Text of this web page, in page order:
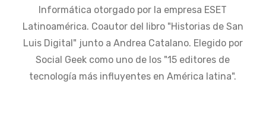
Informática otorgado por la empresa ESET
Latinoamérica. Coautor del libro "Historias de San
Luis Digital" junto a Andrea Catalano. Elegido por
Social Geek como uno de los "15 editores de
tecnología más influyentes en América latina".